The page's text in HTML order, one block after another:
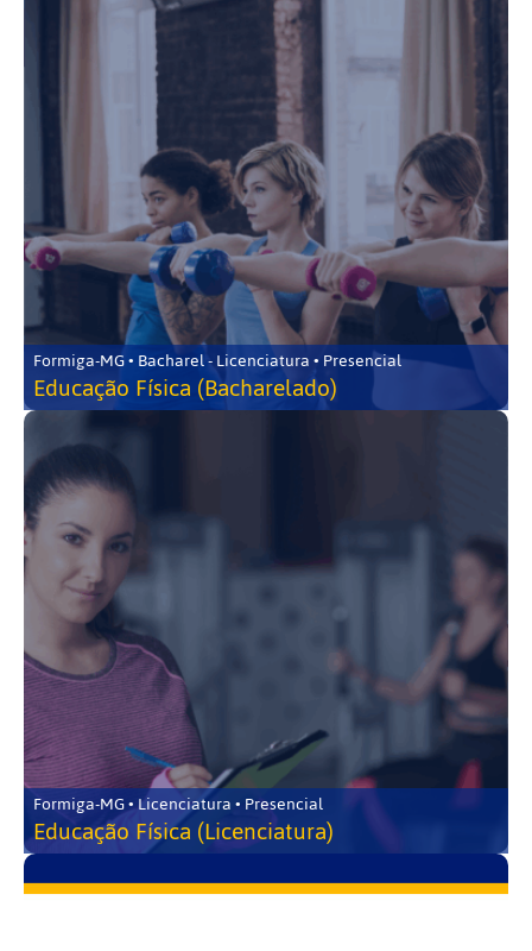
Formiga-MG • Bacharel - Licenciatura • Presencial
Educação Física (Bacharelado)
Formiga-MG • Licenciatura • Presencial
Educação Física (Licenciatura)